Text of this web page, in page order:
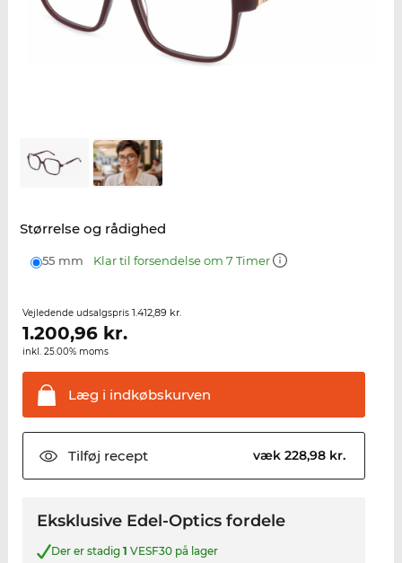
Størrelse og rådighed
55 mm Klar til forsendelse om 7 Timer
Vejledende udsalgspris 1.412,89 kr.
1.200,96kr.
inkl. 25.00% moms
Læg i indkøbskurven
Tilføj recept væk 228,98 kr.
Eksklusive Edel-Optics fordele
Der er stadig 1 VESF30 på lager